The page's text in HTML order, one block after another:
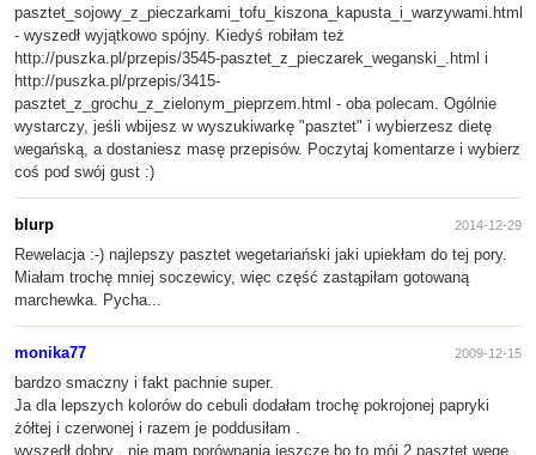
pasztet_sojowy_z_pieczarkami_tofu_kiszona_kapusta_i_warzywami.html
- wyszedł wyjątkowo spójny. Kiedyś robiłam też
http://puszka.pl/przepis/3545-pasztet_z_pieczarek_weganski_.html i
http://puszka.pl/przepis/3415-
pasztet_z_grochu_z_zielonym_pieprzem.html - oba polecam. Ogólnie
wystarczy, jeśli wbijesz w wyszukiwarkę "pasztet" i wybierzesz dietę
wegańską, a dostaniesz masę przepisów. Poczytaj komentarze i wybierz
coś pod swój gust :)
blurp 2014-12-29
Rewelacja :-) najlepszy pasztet wegetariański jaki upiekłam do tej pory.
Miałam trochę mniej soczewicy, więc część zastąpiłam gotowaną
marchewka. Pycha...
monika77 2009-12-15
bardzo smaczny i fakt pachnie super.
Ja dla lepszych kolorów do cebuli dodałam trochę pokrojonej papryki
żółtej i czerwonej i razem je poddusiłam .
wyszedł dobry , nie mam porównania jeszcze bo to mój 2 pasztet wege ,